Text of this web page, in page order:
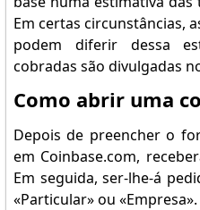
Em certas circunstâncias,
podem diferir dessa
cobradas são divulgadas
Como abrir uma
Depois de preencher o
em Coinbase.com,
Em seguida, ser-lhe-á
«Particular» ou